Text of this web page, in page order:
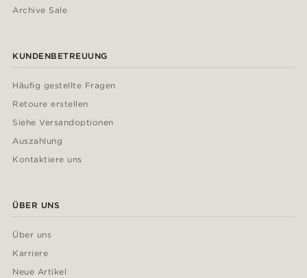
Archive Sale
KUNDENBETREUUNG
Häufig gestellte Fragen
Retoure erstellen
Siehe Versandoptionen
Auszahlung
Kontaktiere uns
ÜBER UNS
Über uns
Karriere
Neue Artikel